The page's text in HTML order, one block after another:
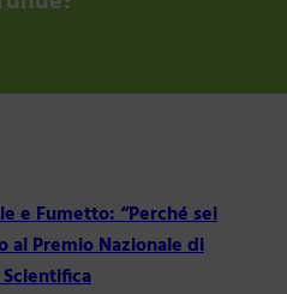
e Fumetto: “Perché sei
al Premio Nazionale di